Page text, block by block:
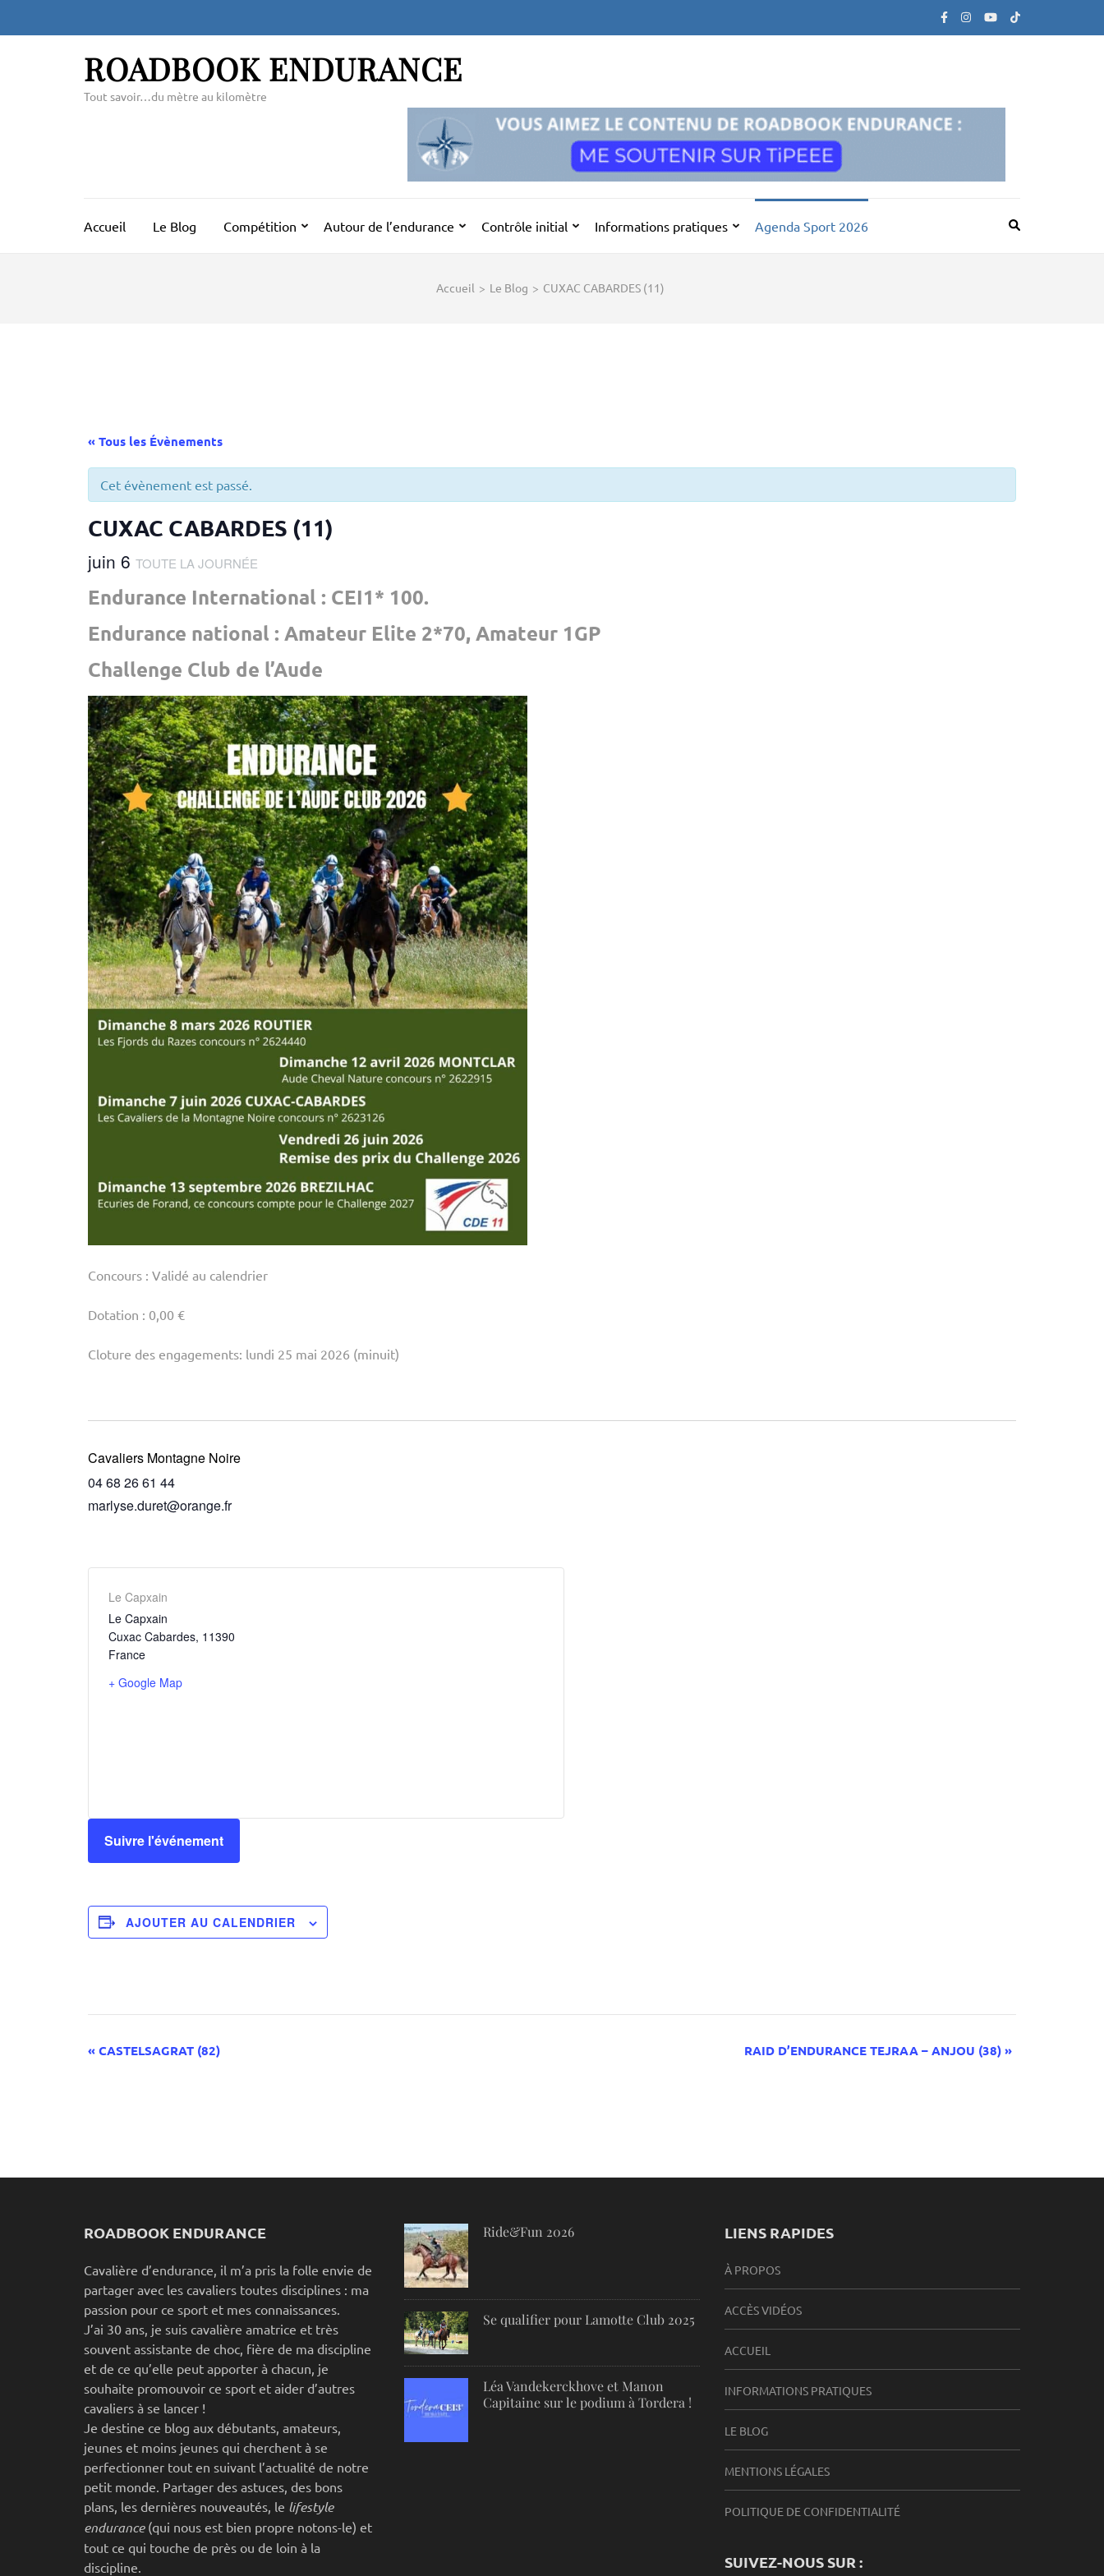
ROADBOOK ENDURANCE
Tout savoir…du mètre au kilomètre
Accueil Le Blog Compétition Autour de l’endurance Contrôle initial Informations pratiques Agenda Sport 2026
Accueil > Le Blog > CUXAC CABARDES (11)
« Tous les Évènements
Cet évènement est passé.
CUXAC CABARDES (11)
juin 6 TOUTE LA JOURNÉE
Endurance International : CEI1* 100.
Endurance national : Amateur Elite 2*70, Amateur 1GP
Challenge Club de l’Aude
Concours : Validé au calendrier
Dotation : 0,00 €
Cloture des engagements: lundi 25 mai 2026 (minuit)
Cavaliers Montagne Noire
04 68 26 61 44
marlyse.duret@orange.fr
Le Capxain
Le Capxain
Cuxac Cabardes, 11390
France
+ Google Map
Suivre l'événement
AJOUTER AU CALENDRIER
Navigation
« CASTELSAGRAT (82) RAID D’ENDURANCE TEJRAA – ANJOU (38) »
ROADBOOK ENDURANCE
Cavalière d’endurance, il m’a pris la folle envie de
partager avec les cavaliers toutes disciplines : ma
passion pour ce sport et mes connaissances.
J’ai 30 ans, je suis cavalière amatrice et très
souvent assistante de choc, fière de ma discipline
et de ce qu’elle peut apporter à chacun, je
souhaite promouvoir ce sport et aider d’autres
cavaliers à se lancer !
Je destine ce blog aux débutants, amateurs,
jeunes et moins jeunes qui cherchent à se
perfectionner tout en suivant l’actualité de notre
petit monde. Partager des astuces, des bons
plans, les dernières nouveautés, le lifestyle
endurance(qui nous est bien propre notons-le) et
tout ce qui touche de près ou de loin à la
discipline.
Ride&Fun 2026
Se qualifier pour Lamotte Club 2025
Léa Vandekerckhove et Manon
Capitaine sur le podium à Tordera !
LIENS RAPIDES
À PROPOS
ACCÈS VIDÉOS
ACCUEIL
INFORMATIONS PRATIQUES
LE BLOG
MENTIONS LÉGALES
POLITIQUE DE CONFIDENTIALITÉ
SUIVEZ-NOUS SUR :